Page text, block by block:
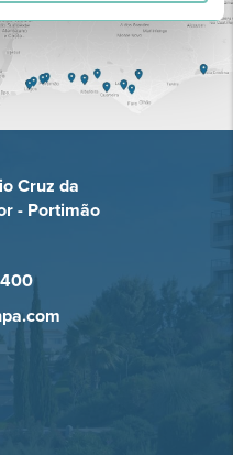
Cruz da
- Portimão